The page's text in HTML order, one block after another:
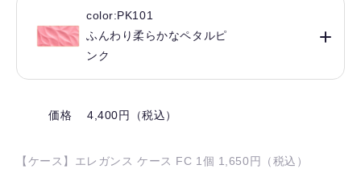
color:PK101
ふんわり柔らかなペタルピ
ンク
価格 4,400円（税込）
【ケース】エレガンス ケース FC 1個 1,650円（税込）